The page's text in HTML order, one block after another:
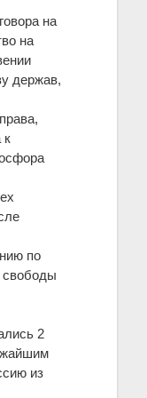
на
на
держав,
к
по
свободы
2
из